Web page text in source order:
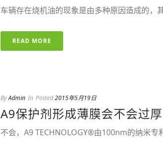
车辆存在烧机油的现象是由多种原因造成的，
READ MORE
ByAdmin In Posted2015年5月19日
A9保护剂形成薄膜会不会过
不会，A9 TECHNOLOGY®由100nm的纳米